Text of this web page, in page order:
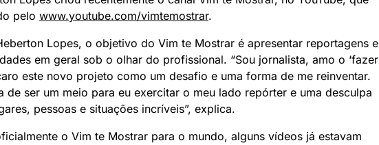
pelo www.youtube.com/vimtemostrar.
Lopes, o objetivo do Vim te Mostrar é apresentar reportagens e
em geral sob o olhar do profissional. “Sou jornalista, amo o ‘fazer
este novo projeto como um desafio e uma forma de me reinventar.
de ser um meio para eu exercitar o meu lado repórter e uma desculpa
pessoas e situações incríveis”, explica.
o Vim te Mostrar para o mundo, alguns vídeos já estavam